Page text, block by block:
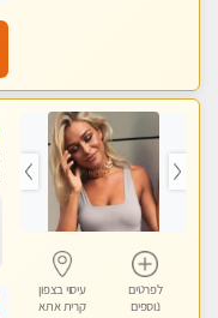
לפרטים
נוספים
עיסוי בצפון
קרית אתא